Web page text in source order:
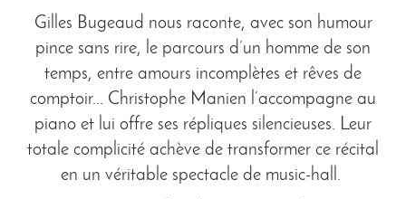
Gilles Bugeaud nous raconte, avec son humour
pince sans rire, le parcours d’un homme de son
temps, entre amours incomplètes et rêves de
comptoir... Christophe Manien l’accompagne au
piano et lui offre ses répliques silencieuses. Leur
totale complicité achève de transformer ce récital
en un véritable spectacle de music-hall.